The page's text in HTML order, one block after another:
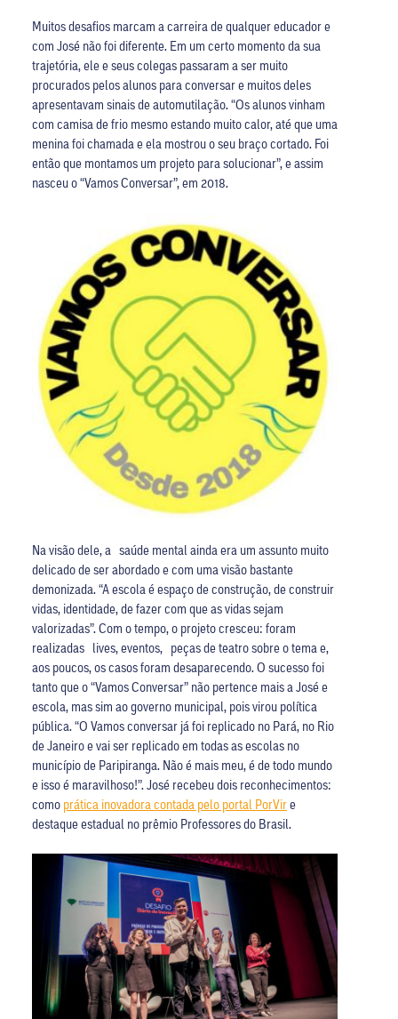
Muitos desafios marcam a carreira de qualquer educador e
com José não foi diferente. Em um certo momento da sua
trajetória, ele e seus colegas passaram a ser muito
procurados pelos alunos para conversar e muitos deles
apresentavam sinais de automutilação. “Os alunos vinham
com camisa de frio mesmo estando muito calor, até que uma
menina foi chamada e ela mostrou o seu braço cortado. Foi
então que montamos um projeto para solucionar”, e assim
nasceu o “Vamos Conversar”, em 2018.
Na visão dele, a saúde mental ainda era um assunto muito
delicado de ser abordado e com uma visão bastante
demonizada. “A escola é espaço de construção, de construir
vidas, identidade, de fazer com que as vidas sejam
valorizadas”. Com o tempo, o projeto cresceu: foram
realizadas lives, eventos, peças de teatro sobre o tema e,
aos poucos, os casos foram desaparecendo. O sucesso foi
tanto que o “Vamos Conversar” não pertence mais a José e
escola, mas sim ao governo municipal, pois virou política
pública. “O Vamos conversar já foi replicado no Pará, no Rio
de Janeiro e vai ser replicado em todas as escolas no
município de Paripiranga. Não é mais meu, é de todo mundo
e isso é maravilhoso!”. José recebeu dois reconhecimentos:
como prática inovadora contada pelo portal PorVire
destaque estadual no prêmio Professores do Brasil.